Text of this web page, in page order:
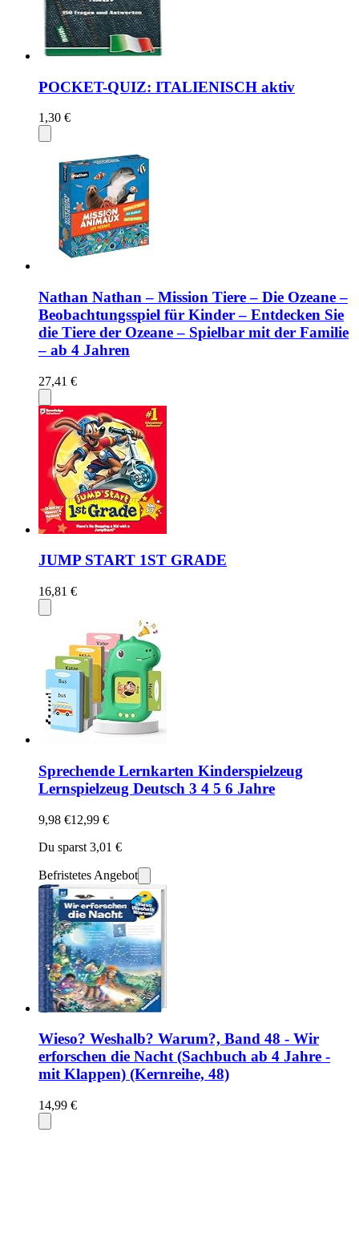
POCKET-QUIZ: ITALIENISCH aktiv
1,30 €
Nathan Nathan – Mission Tiere – Die Ozeane –
Beobachtungsspiel für Kinder – Entdecken Sie
die Tiere der Ozeane – Spielbar mit der Familie
– ab 4 Jahren
27,41 €
JUMP START 1ST GRADE
16,81 €
Sprechende Lernkarten Kinderspielzeug
Lernspielzeug Deutsch 3 4 5 6 Jahre
9,98 €12,99 €
Du sparst 3,01 €
Befristetes Angebot
Wieso? Weshalb? Warum?, Band 48 - Wir
erforschen die Nacht (Sachbuch ab 4 Jahre -
mit Klappen) (Kernreihe, 48)
14,99 €